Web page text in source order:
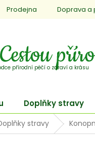
Prodejna Doprava a
Doplňky stravy
stravy